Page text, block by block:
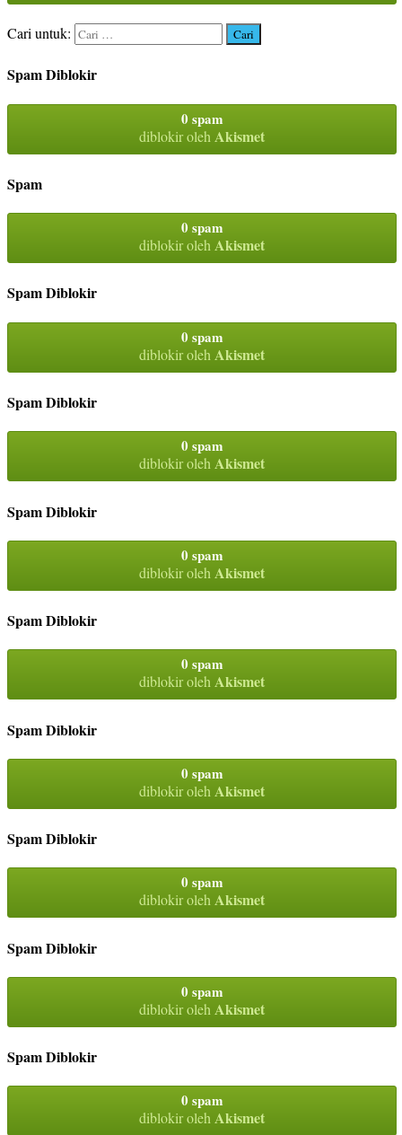
Cari untuk:
Spam Diblokir
0 spam
diblokir oleh Akismet
Spam
0 spam
diblokir olehAkismet
Spam Diblokir
0 spam
diblokir oleh Akismet
Spam Diblokir
0 spam
diblokir olehAkismet
Spam Diblokir
0 spam
diblokir oleh Akismet
Spam Diblokir
0 spam
diblokir olehAkismet
Spam Diblokir
0 spam
diblokir oleh Akismet
Spam Diblokir
0 spam
diblokir olehAkismet
Spam Diblokir
0 spam
diblokir oleh Akismet
Spam Diblokir
0 spam
diblokir olehAkismet